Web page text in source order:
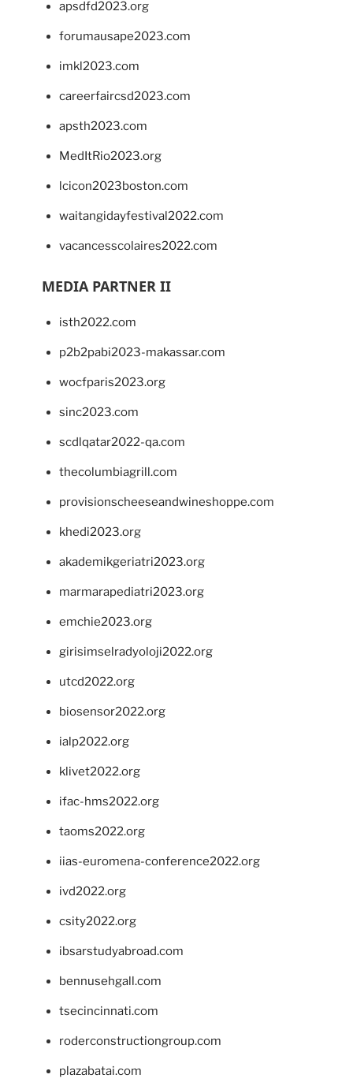
apsdfd2023.org
forumausape2023.com
imkl2023.com
careerfaircsd2023.com
apsth2023.com
MedItRio2023.org
lcicon2023boston.com
waitangidayfestival2022.com
vacancesscolaires2022.com
MEDIA PARTNER II
isth2022.com
p2b2pabi2023-makassar.com
wocfparis2023.org
sinc2023.com
scdlqatar2022-qa.com
thecolumbiagrill.com
provisionscheeseandwineshoppe.com
khedi2023.org
akademikgeriatri2023.org
marmarapediatri2023.org
emchie2023.org
girisimselradyoloji2022.org
utcd2022.org
biosensor2022.org
ialp2022.org
klivet2022.org
ifac-hms2022.org
taoms2022.org
iias-euromena-conference2022.org
ivd2022.org
csity2022.org
ibsarstudyabroad.com
bennusehgall.com
tsecincinnati.com
roderconstructiongroup.com
plazabatai.com